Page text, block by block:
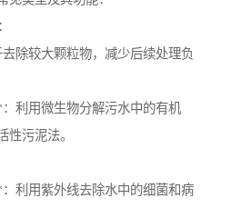
除较大颗粒物，减少后续处理负
利用微生物分解污水中的有机
性污泥法。
利用紫外线去除水中的细菌和病